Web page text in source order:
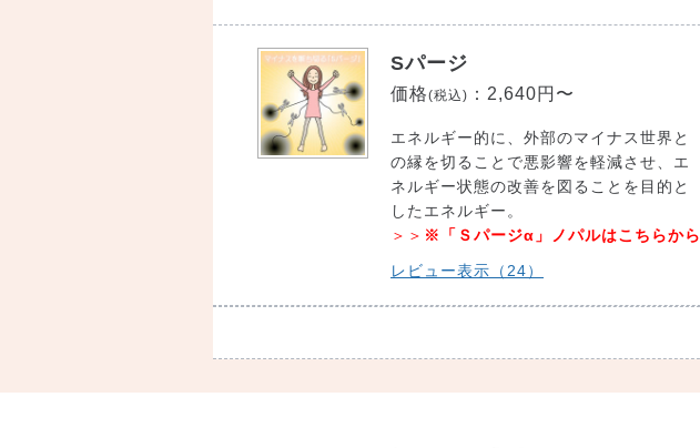
Sパージ
価格(税込) ： 2,640円〜
エネルギー的に、外部のマイナス世界と
の縁を切ることで悪影響を軽減させ、エ
ネルギー状態の改善を図ることを目的と
したエネルギー。
＞＞ ※「Ｓパージα」ノパルはこちらから
レビュー表示（24）